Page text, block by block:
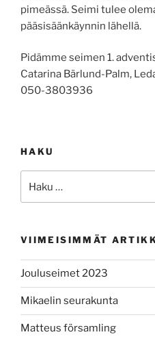
pimeässä. Seimi tulee
pääsisäänkäynnin lähellä.
Pidämme seimen 1.
Catarina Bärlund-Palm,
050-3803936
HAKU
VIIMEISIMMÄT
Jouluseimet 2023
Mikaelin seurakunta
Matteus församling